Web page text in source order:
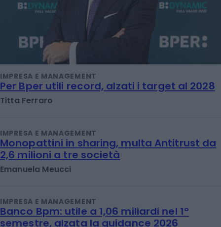
IMPRESA E MANAGEMENT
Per Bper utili record, alzati i target al 2028
Titta Ferraro
IMPRESA E MANAGEMENT
Monopattini in sharing, multa Antitrust da
2,6 milioni a tre società
Emanuela Meucci
IMPRESA E MANAGEMENT
Banco Bpm: utile a 1,06 miliardi nel 1°
semestre, alzata la guidance 2026